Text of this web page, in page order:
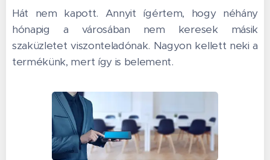
Hát nem kapott. Annyit ígértem, hogy néhány
hónapig a városában nem keresek másik
szaküzletet viszonteladónak. Nagyon kellett neki a
termékünk, mert így is belement.